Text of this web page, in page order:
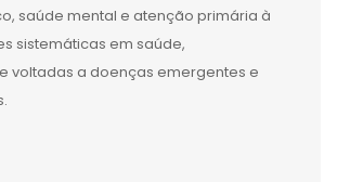
saúde mental e atenção primária à
sistemáticas em saúde,
voltadas a doenças emergentes e